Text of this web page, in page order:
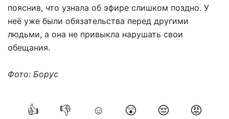
пояснив, что узнала об эфире слишком поздно. У
неё уже были обязательства перед другими
людьми, а она не привыкла нарушать свои
обещания.
Фото: Борус
👍 👎 ☺️ 😲 😔 😡